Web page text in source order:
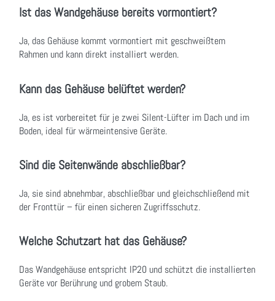
Ist das Wandgehäuse bereits vormontiert?
Ja, das Gehäuse kommt vormontiert mit geschweißtem
Rahmen und kann direkt installiert werden.
Kann das Gehäuse belüftet werden?
Ja, es ist vorbereitet für je zwei Silent-Lüfter im Dach und im
Boden, ideal für wärmeintensive Geräte.
Sind die Seitenwände abschließbar?
Ja, sie sind abnehmbar, abschließbar und gleichschließend mit
der Fronttür – für einen sicheren Zugriffsschutz.
Welche Schutzart hat das Gehäuse?
Das Wandgehäuse entspricht IP20 und schützt die installierten
Geräte vor Berührung und grobem Staub.